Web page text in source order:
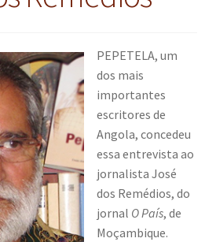
n
m
n
e
i
m
e
n
u
d
e
s
c
e
n
i
r
m
e
n
u
d
e
s
c
n
d
i
r
m
e
n
u
d
e
PEPETELA, um
dos mais
importantes
escritores de
Angola, concedeu
essa entrevista ao
jornalista José
dos Remédios, do
jornal O País, de
Moçambique.